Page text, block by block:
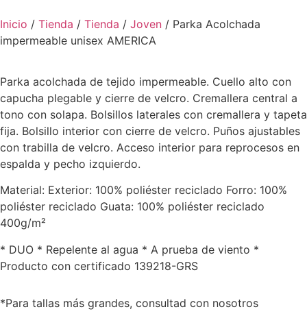
Inicio / Tienda / Tienda / Joven / Parka Acolchada
impermeable unisex AMERICA
Parka acolchada de tejido impermeable. Cuello alto con
capucha plegable y cierre de velcro. Cremallera central a
tono con solapa. Bolsillos laterales con cremallera y tapeta
fija. Bolsillo interior con cierre de velcro. Puños ajustables
con trabilla de velcro. Acceso interior para reprocesos en
espalda y pecho izquierdo.
Material: Exterior: 100% poliéster reciclado Forro: 100%
poliéster reciclado Guata: 100% poliéster reciclado
400g/m²
* DUO * Repelente al agua * A prueba de viento *
Producto con certificado 139218-GRS
*Para tallas más grandes, consultad con nosotros